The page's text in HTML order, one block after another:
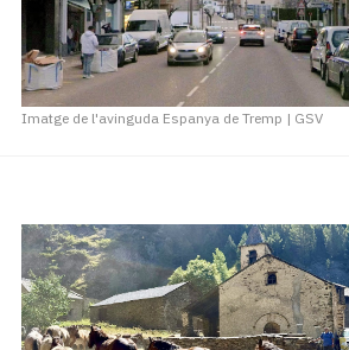
Imatge de l'avinguda Espanya de Tremp | GSV